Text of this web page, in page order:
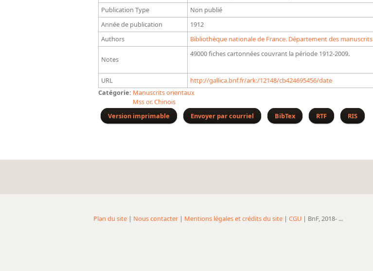
Publication Type
Non publié
Année de publication
1912
Authors
Bibliothèque nationale de France. Département des manuscrits
Notes
49000 fiches cartonnées couvrant la période 1912-2009.
URL
http://gallica.bnf.fr/ark:/12148/cb424695456/date
Catégorie: Manuscrits orientaux
Mss or. Chinois
Version imprimable
Envoyer par courriel BibTex RTF RIS
Plan du site | Nous contacter | Mentions légales et crédits du site | CGU | BnF, 2018- ...